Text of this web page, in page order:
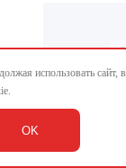
Биценко
использовать сайт,
OK